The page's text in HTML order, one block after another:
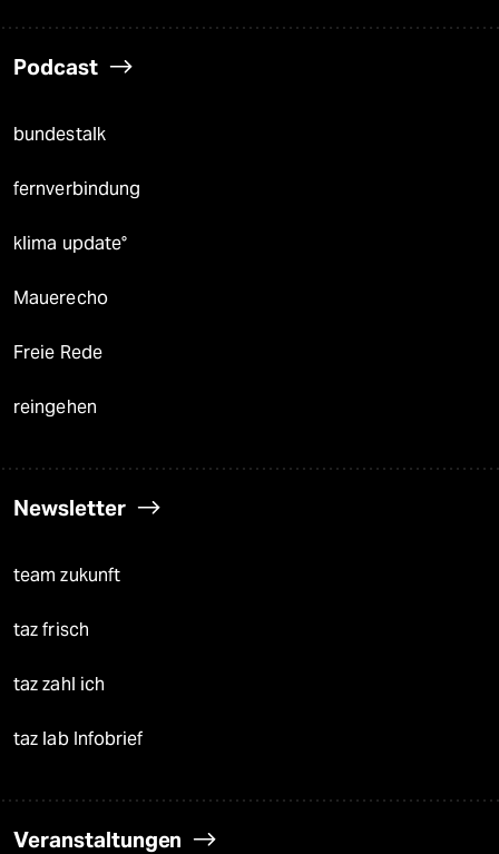
Podcast
bundestalk
fernverbindung
klima update°
Mauerecho
Freie Rede
reingehen
Newsletter
team zukunft
taz frisch
taz zahl ich
taz lab Infobrief
Veranstaltungen